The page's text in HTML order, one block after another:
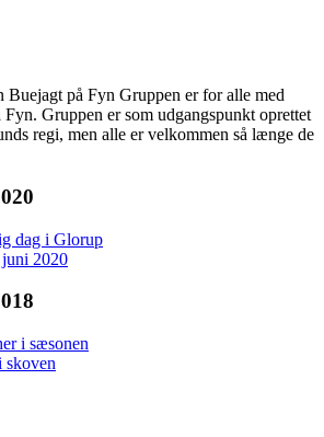
Buejagt på Fyn Gruppen er for alle med
Fyn. Gruppen er som udgangspunkt oprettet
regi, men alle er velkommen så længe de
dag i Glorup
2020
i sæsonen
skoven